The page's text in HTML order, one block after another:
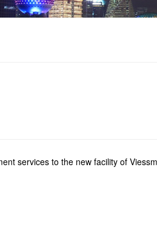
services to the new facility of